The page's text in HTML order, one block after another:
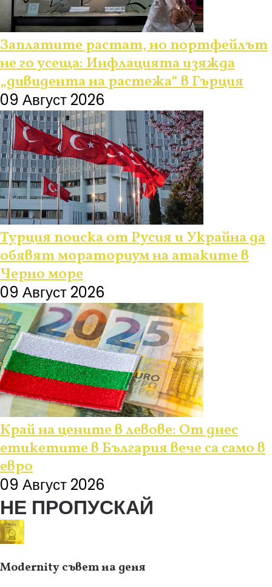
Заплатите растат, но портфейлът
не го усеща: Инфлацията изяжда
„дивидента на растежа“ в Гърция
09 Август 2026
Турция поиска от Русия и Украйна да
обявят мораториум на атаките в
Черно море
09 Август 2026
Край на цените в левове: От днес
етикетите в България вече са само в
евро
09 Август 2026
НЕ ПРОПУСКАЙ
Modernity съвет на деня